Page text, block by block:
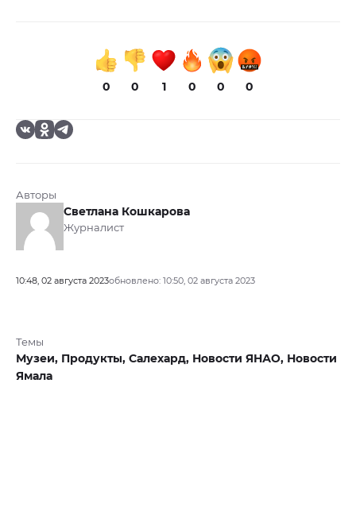
0 0 1 0 0 0
Авторы
Светлана Кошкарова
Журналист
10:48, 02 августа 2023обновлено: 10:50, 02 августа 2023
Темы
Музеи, Продукты, Салехард, Новости ЯНАО, Новости
Ямала